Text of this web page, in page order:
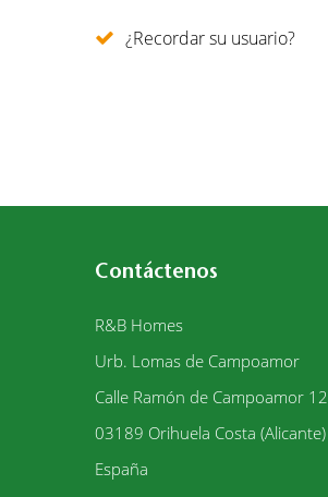
¿Recordar su usuario?
Contáctenos
R&B Homes
Urb. Lomas de Campoamor
Calle Ramón de Campoamor 12
03189 Orihuela Costa (Alicante)
España